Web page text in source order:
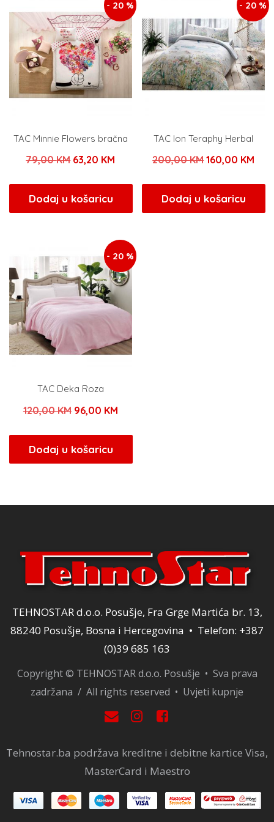
- 20 %
TAC Minnie Flowers bračna
79,00KM Izvorna
bila
je:
63,20 KM Trenutna
63,20 KM.
Dodaj u košaricu
- 20 %
TAC Ion Teraphy Herbal
200,00KMIzvorna
bila
je:
160,00 KM
Dodaj u košaricu
- 20 %
TAC Deka Roza
120,00KM Izvorna
bila
je:
96,00 KMTrenutna
96,00 KM.
Dodaj u košaricu
TEHNOSTAR d.o.o. Posušje, Fra Grge Martića br. 13,
88240 Posušje, Bosna i Hercegovina • Telefon: +387
(0)39 685 163
Copyright © TEHNOSTAR d.o.o. Posušje • Sva prava
zadržana / All rights reserved • Uvjeti kupnje
Tehnostar.ba podržava kreditne i debitne kartice Visa,
MasterCard i Maestro